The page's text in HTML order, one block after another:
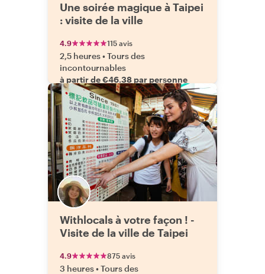
Une soirée magique à Taipei
: visite de la ville
4.9 115 avis
2,5 heures•Tours des
incontournables
à partir de €46.38 par personne
Withlocals à votre façon ! -
Visite de la ville de Taipei
4.9 875 avis
3 heures•Tours des